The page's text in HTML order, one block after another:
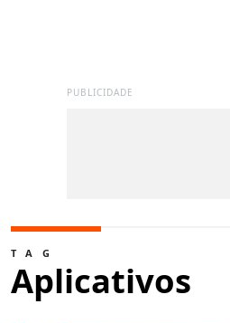
PUBLICIDADE
TAG
Aplicativos